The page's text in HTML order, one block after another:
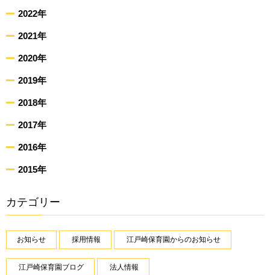
2022年
2021年
2020年
2019年
2018年
2017年
2016年
2015年
カテゴリー
お知らせ 採用情報 江戸崎保育園からのお知らせ
江戸崎保育園ブログ 法人情報